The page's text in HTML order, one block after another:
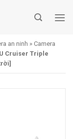
an ninh » Camera
Cruiser Triple